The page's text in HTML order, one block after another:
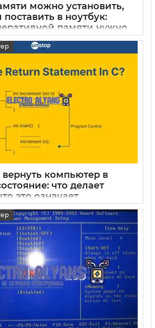
можно установить,
в ноутбук:
памяти нужно
0
вернуть компьютер в
что делает
это означает
0